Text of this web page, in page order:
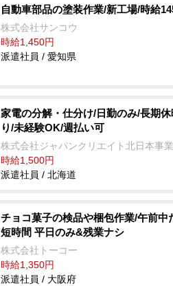
自動車部品の塗装作業/新工場/時給
株式会社サンコウ
時給1,450円
派遣社員 / 愛知県
家電の分解・仕分け/日勤のみ/長期
り/未経験OK/週払い可
株式会社ジャパンクリエイト北日本事
時給1,500円
派遣社員 / 北海道
チョコ菓子の検品や梱包作業/午前中
短時間 平日のみ&残業ナシ
株式会社トーコー
時給1,350円
派遣社員 / 大阪府